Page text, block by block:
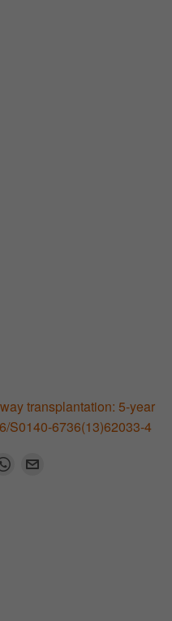
transplantation: 5-year
S0140-6736(13)62033-4